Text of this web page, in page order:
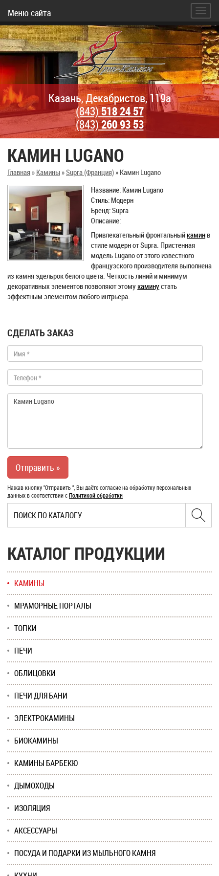
Меню сайта
Казань, Декабристов, 119а
(843)518 24 57
(843)260 93 53
КАМИН LUGANO
Главная» Камины»Supra (Франция)» Камин Lugano
Название: Камин Lugano
Стиль: Модерн
Бренд: Supra
Описание:
Привлекательный фронтальный камин в
стиле модерн от Supra. Пристенная
модель Lugano от этого известного
французского производителя выполнена
из камня эдельрок белого цвета. Четкость линий и минимум
декоративных элементов позволяют этому каминустать
эффектным элементом любого интрьера.
СДЕЛАТЬ ЗАКАЗ
Нажав кнопку "Отправить ", Вы даёте согласие на обработку персональных
данных в соответствии сПолитикой обработки
КАТАЛОГ ПРОДУКЦИИ
КАМИНЫ
МРАМОРНЫЕ ПОРТАЛЫ
ТОПКИ
ПЕЧИ
ОБЛИЦОВКИ
ПЕЧИ ДЛЯ БАНИ
ЭЛЕКТРОКАМИНЫ
БИОКАМИНЫ
КАМИНЫ БАРБЕКЮ
ДЫМОХОДЫ
ИЗОЛЯЦИЯ
АКСЕССУАРЫ
ПОСУДА И ПОДАРКИ ИЗ МЫЛЬНОГО КАМНЯ